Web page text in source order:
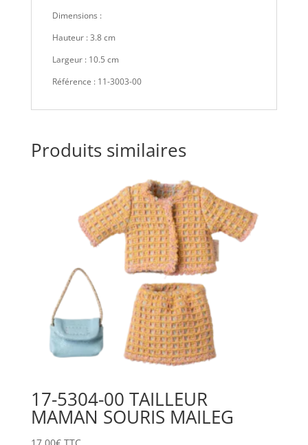
Dimensions :
Hauteur : 3.8 cm
Largeur : 10.5 cm
Référence : 11-3003-00
Produits similaires
17-5304-00 TAILLEUR
MAMAN SOURIS MAILEG